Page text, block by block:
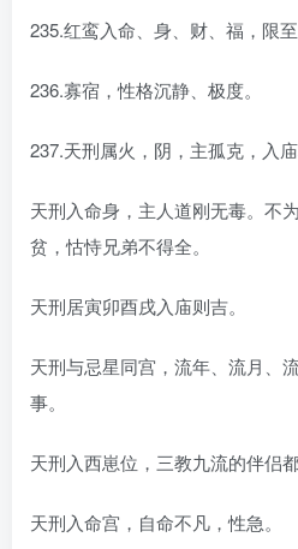
235.红鸾入命、身、财、福，限至
236.寡宿，性格沉静、极度。
237.天刑属火，阴，主孤克，入
天刑入命身，主人道刚无毒。不
贫，怙恃兄弟不得全。
天刑居寅卯酉戌入庙则吉。
天刑与忌星同宫，流年、流月、
事。
天刑入西崽位，三教九流的伴侣都
天刑入命宫，自命不凡，性急。